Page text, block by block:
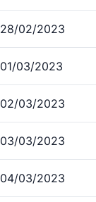
28/02/2023
01/03/2023
02/03/2023
03/03/2023
04/03/2023